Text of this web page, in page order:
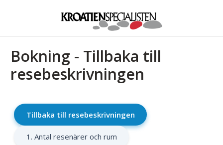
Bokning - Tillbaka till
resebeskrivningen
Tillbaka till resebeskrivningen
1. Antal resenärer och rum